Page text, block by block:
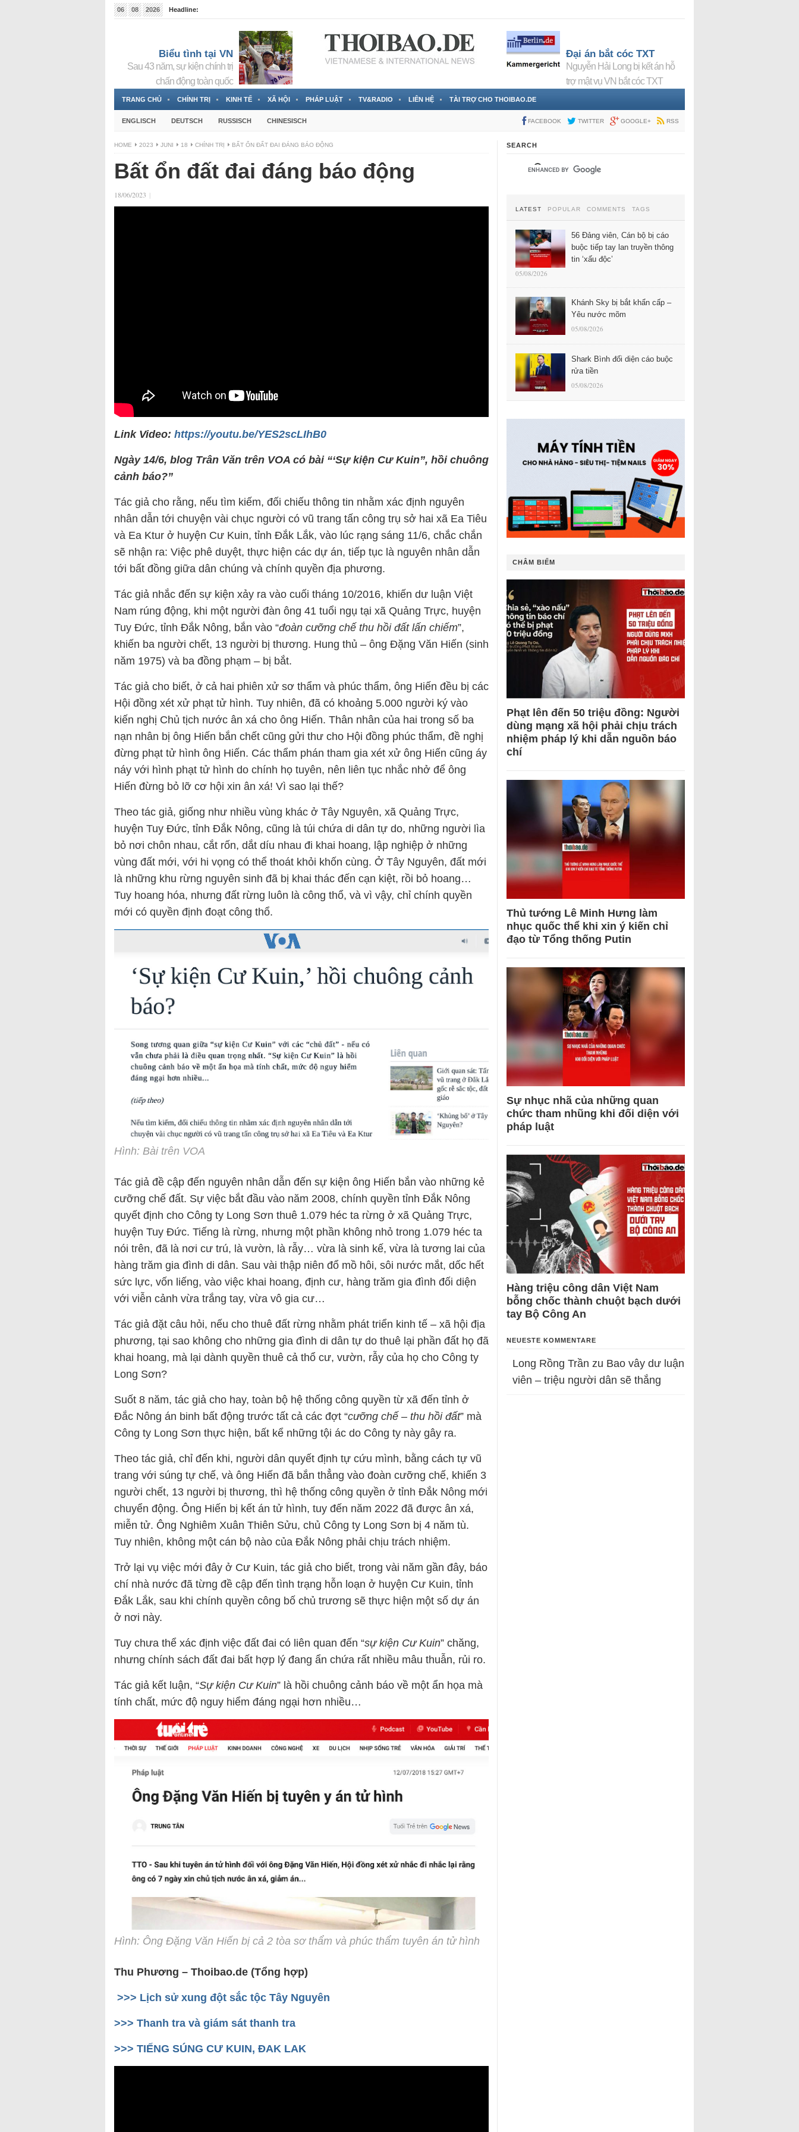
06 08 2026
Headline:
Biểu tình tại VN
Sau 43 năm, sự kiện chính trị
chấn động toàn quốc
Đại án bắt cóc TXT
Nguyễn Hải Long bị kết án hỗ
trợ mật vụ VN bắt cóc TXT
TRANG CHỦ CHÍNH TRỊ KINH TẾ XÃ HỘI PHÁP LUẬT TV&RADIO LIÊN HỆ TÀI TRỢ CHO THOIBAO.DE
ENGLISCH DEUTSCH RUSSISCH CHINESISCH FACEBOOK TWITTER GOOGLE+ RSS
HOME 2023 JUNI 18 CHÍNH TRỊ BẤT ỔN ĐẤT ĐAI ĐÁNG BÁO ĐỘNG
Bất ổn đất đai đáng báo động
18/06/2023 |
Link Video: https://youtu.be/YES2scLIhB0
Ngày 14/6, blog Trân Văn trên VOA có bài “‘Sự kiện Cư Kuin”, hồi chuông
cảnh báo?”
Tác giả cho rằng, nếu tìm kiếm, đối chiếu thông tin nhằm xác định nguyên
nhân dẫn tới chuyện vài chục người có vũ trang tấn công trụ sở hai xã Ea Tiêu
và Ea Ktur ở huyện Cư Kuin, tỉnh Đắk Lắk, vào lúc rạng sáng 11/6, chắc chắn
sẽ nhận ra: Việc phê duyệt, thực hiện các dự án, tiếp tục là nguyên nhân dẫn
tới bất đồng giữa dân chúng và chính quyền địa phương.
Tác giả nhắc đến sự kiện xảy ra vào cuối tháng 10/2016, khiến dư luận Việt
Nam rúng động, khi một người đàn ông 41 tuổi ngụ tại xã Quảng Trực, huyện
Tuy Đức, tỉnh Đắk Nông, bắn vào “đoàn cưỡng chế thu hồi đất lấn chiếm”,
khiến ba người chết, 13 người bị thương. Hung thủ – ông Đặng Văn Hiến (sinh
năm 1975) và ba đồng phạm – bị bắt.
Tác giả cho biết, ở cả hai phiên xử sơ thẩm và phúc thẩm, ông Hiến đều bị các
Hội đồng xét xử phạt tử hình. Tuy nhiên, đã có khoảng 5.000 người ký vào
kiến nghị Chủ tịch nước ân xá cho ông Hiến. Thân nhân của hai trong số ba
nạn nhân bị ông Hiến bắn chết cũng gửi thư cho Hội đồng phúc thẩm, đề nghị
đừng phạt tử hình ông Hiến. Các thẩm phán tham gia xét xử ông Hiến cũng áy
náy với hình phạt tử hình do chính họ tuyên, nên liên tục nhắc nhở để ông
Hiến đừng bỏ lỡ cơ hội xin ân xá! Vì sao lại thế?
Theo tác giả, giống như nhiều vùng khác ở Tây Nguyên, xã Quảng Trực,
huyện Tuy Đức, tỉnh Đắk Nông, cũng là túi chứa di dân tự do, những người lìa
bỏ nơi chôn nhau, cắt rốn, dắt díu nhau đi khai hoang, lập nghiệp ở những
vùng đất mới, với hi vọng có thể thoát khỏi khốn cùng. Ở Tây Nguyên, đất mới
là những khu rừng nguyên sinh đã bị khai thác đến cạn kiệt, rồi bỏ hoang…
Tuy hoang hóa, nhưng đất rừng luôn là công thổ, và vì vậy, chỉ chính quyền
mới có quyền định đoạt công thổ.
Hình: Bài trên VOA
Tác giả đề cập đến nguyên nhân dẫn đến sự kiện ông Hiến bắn vào những kẻ
cưỡng chế đất. Sự việc bắt đầu vào năm 2008, chính quyền tỉnh Đắk Nông
quyết định cho Công ty Long Sơn thuê 1.079 héc ta rừng ở xã Quảng Trực,
huyện Tuy Đức. Tiếng là rừng, nhưng một phần không nhỏ trong 1.079 héc ta
nói trên, đã là nơi cư trú, là vườn, là rẫy… vừa là sinh kế, vừa là tương lai của
hàng trăm gia đình di dân. Sau vài thập niên đổ mồ hôi, sôi nước mắt, dốc hết
sức lực, vốn liếng, vào việc khai hoang, định cư, hàng trăm gia đình đối diện
với viễn cảnh vừa trắng tay, vừa vô gia cư…
Tác giả đặt câu hỏi, nếu cho thuê đất rừng nhằm phát triển kinh tế – xã hội địa
phương, tại sao không cho những gia đình di dân tự do thuê lại phần đất họ đã
khai hoang, mà lại dành quyền thuê cả thổ cư, vườn, rẫy của họ cho Công ty
Long Sơn?
Suốt 8 năm, tác giả cho hay, toàn bộ hệ thống công quyền từ xã đến tỉnh ở
Đắc Nông án binh bất động trước tất cả các đợt “cưỡng chế – thu hồi đất” mà
Công ty Long Sơn thực hiện, bất kể những tội ác do Công ty này gây ra.
Theo tác giả, chỉ đến khi, người dân quyết định tự cứu mình, bằng cách tự vũ
trang với súng tự chế, và ông Hiến đã bắn thẳng vào đoàn cưỡng chế, khiến 3
người chết, 13 người bị thương, thì hệ thống công quyền ở tỉnh Đắk Nông mới
chuyển động. Ông Hiến bị kết án tử hình, tuy đến năm 2022 đã được ân xá,
miễn tử. Ông Nghiêm Xuân Thiên Sửu, chủ Công ty Long Sơn bị 4 năm tù.
Tuy nhiên, không một cán bộ nào của Đắk Nông phải chịu trách nhiệm.
Trở lại vụ việc mới đây ở Cư Kuin, tác giả cho biết, trong vài năm gần đây, báo
chí nhà nước đã từng đề cập đến tình trạng hỗn loạn ở huyện Cư Kuin, tỉnh
Đắk Lắk, sau khi chính quyền công bố chủ trương sẽ thực hiện một số dự án
ở nơi này.
Tuy chưa thể xác định việc đất đai có liên quan đến “sự kiện Cư Kuin” chăng,
nhưng chính sách đất đai bất hợp lý đang ẩn chứa rất nhiều mâu thuẫn, rủi ro.
Tác giả kết luận, “Sự kiện Cư Kuin” là hồi chuông cảnh báo về một ẩn họa mà
tính chất, mức độ nguy hiểm đáng ngại hơn nhiều…
Hình: Ông Đặng Văn Hiến bị cả 2 tòa sơ thẩm và phúc thẩm tuyên án tử hình
Thu Phương – Thoibao.de (Tổng hợp)
>>> Lịch sử xung đột sắc tộc Tây Nguyên
>>> Thanh tra và giám sát thanh tra
>>> TIẾNG SÚNG CƯ KUIN, ĐAK LAK
SEARCH
LATEST POPULAR COMMENTS TAGS
56 Đảng viên, Cán bộ bị cáo
buộc tiếp tay lan truyền thông
tin ‘xấu độc’
05/08/2026
Khánh Sky bị bắt khẩn cấp –
Yêu nước mõm
05/08/2026
Shark Bình đối diện cáo buộc
rửa tiền
05/08/2026
CHÂM BIẾM
Phạt lên đến 50 triệu đồng: Người
dùng mạng xã hội phải chịu trách
nhiệm pháp lý khi dẫn nguồn báo
chí
Thủ tướng Lê Minh Hưng làm
nhục quốc thể khi xin ý kiến chỉ
đạo từ Tổng thống Putin
Sự nhục nhã của những quan
chức tham nhũng khi đối diện với
pháp luật
Hàng triệu công dân Việt Nam
bỗng chốc thành chuột bạch dưới
tay Bộ Công An
NEUESTE KOMMENTARE
Long Rồng Trần zu Bao vây dư luận
viên – triệu người dân sẽ thắng